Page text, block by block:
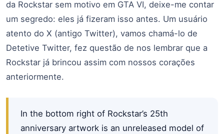
da Rockstar sem motivo em GTA VI, deixe-me contar
um segredo: eles já fizeram isso antes. Um usuário
atento do X (antigo Twitter), vamos chamá-lo de
Detetive Twitter, fez questão de nos lembrar que a
Rockstar já brincou assim com nossos corações
anteriormente.
In the bottom right of Rockstar’s 25th
anniversary artwork is an unreleased model of